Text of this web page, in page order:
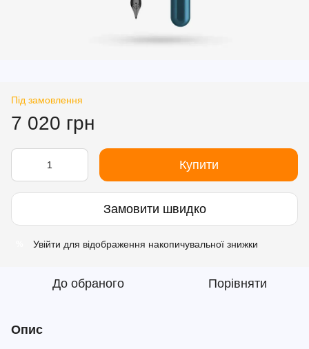
Під замовлення
7 020 грн
Купити
Замовити швидко
Увійти для відображення накопичувальної знижки
До обраного Порівняти
Опис